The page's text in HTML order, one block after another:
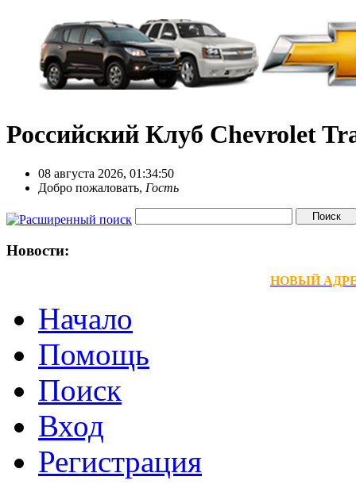
Российский Клуб Chevrolet
08 августа 2026, 01:34:50
Добро пожаловать, Гость
Новости:
НОВЫЙ АДРЕС
Начало
Помощь
Поиск
Вход
Регистрация